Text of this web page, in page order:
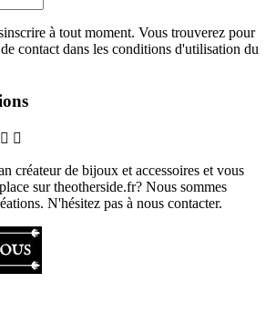
à tout moment. Vous trouverez pour
contact dans les conditions d'utilisation du
 
créateur de bijoux et accessoires et vous
sur theotherside.fr? Nous sommes
N'hésitez pas à nous contacter.